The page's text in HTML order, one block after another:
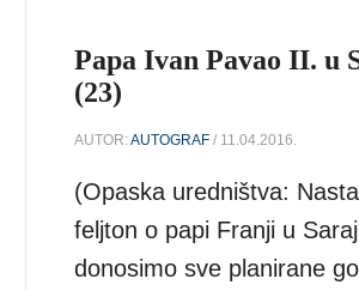
Papa Ivan Pavao II. u
(23)
AUTOR:AUTOGRAF / 11.04.2016.
(Opaska uredništva:
feljton o papi Franji u
donosimo sve planirane